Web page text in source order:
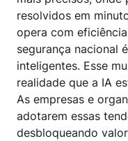
resolvidos em
opera com
segurança nacional
inteligentes. Esse
realidade que a IA
As empresas e
adotarem essas
desbloqueando